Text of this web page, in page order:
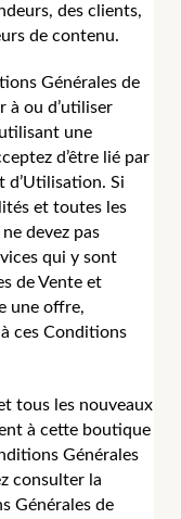
des clients,
de contenu.
Générales de
à ou d’utiliser
une
d’être lié par
d’Utilisation. Si
et toutes les
devez pas
qui y sont
de Vente et
une offre,
ces Conditions
tous les nouveaux
à cette boutique
Générales
consulter la
Générales de